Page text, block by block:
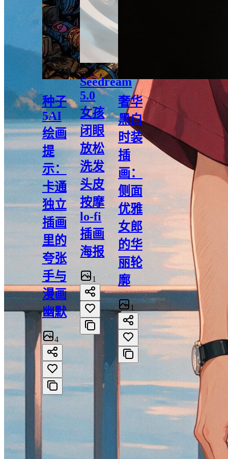
种子
5AI
绘画
提
示：
卡通
独立
插画
里的
夸张
手与
漫画
幽默
4
Seedream
5.0
女孩
闭眼
放松
洗发
头皮
按摩
lo-fi
插画
海报
1
奢华
黑白
时装
插
画：
侧面
优雅
女郎
的华
丽轮
廓
1